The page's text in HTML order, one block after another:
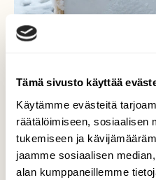
Tämä sivusto käyttää
Käytämme evästeitä
räätälöimiseen, sosiaalisen
tukemiseen ja
jaamme sosiaalisen
alan kumppaneillemme